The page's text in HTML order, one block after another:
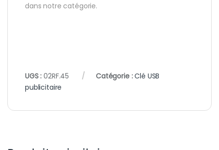
dans notre catégorie.
UGS :02RF.45 Catégorie :Clé USB
publicitaire